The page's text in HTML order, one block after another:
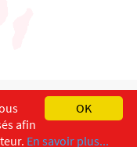
OK
afin
En savoir plus...